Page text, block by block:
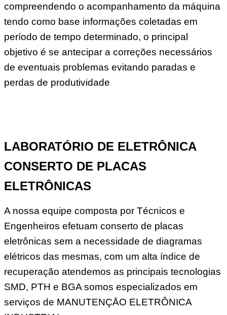
compreendendo o acompanhamento da máquina
tendo como base informações coletadas em
período de tempo determinado, o principal
objetivo é se antecipar a correções necessários
de eventuais problemas evitando paradas e
perdas de produtividade
LABORATÓRIO DE ELETRÔNICA
CONSERTO DE PLACAS
ELETRÔNICAS
A nossa equipe composta por Técnicos e
Engenheiros efetuam conserto de placas
eletrônicas sem a necessidade de diagramas
elétricos das mesmas, com um alta índice de
recuperação atendemos as principais tecnologias
SMD, PTH e BGA somos especializados em
serviços de MANUTENÇĀO ELETRÔNICA